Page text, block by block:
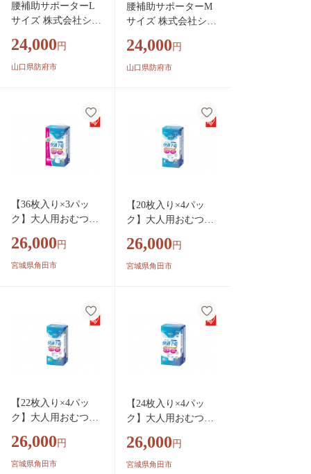
腰補助サポーターL
サイズ 株式会社シー
-D21 腰痛 ベルト 骨
盤ベルト コルセット
ート 幅広 姿勢 介護
24,000 円
山口県防府市
腰補助サポーターM
サイズ 株式会社シー
-D24 腰痛 ベルト 骨
盤ベルト コルセット
ト 幅広 姿勢 介護 日
24,000 円
山口県防府市
【36枚入り×3パッ
ク】大人用おむつリ
着 超薄型パンツ
Ｓサイズ ３６枚入
26,000 円
宮城県角田市
【20枚入り×4パッ
ク】大人用おむつリ
着 超薄型パンツ
ＬＬサイズ ２０枚
26,000 円
宮城県角田市
【22枚入り×4パッ
ク】大人用おむつリ
着 超薄型パンツ
Ｌサイズ ２２枚入
26,000 円
宮城県角田市
【24枚入り×4パッ
ク】大人用おむつリ
着 超薄型パンツ
Ｍサイズ ２４枚入
26,000 円
宮城県角田市